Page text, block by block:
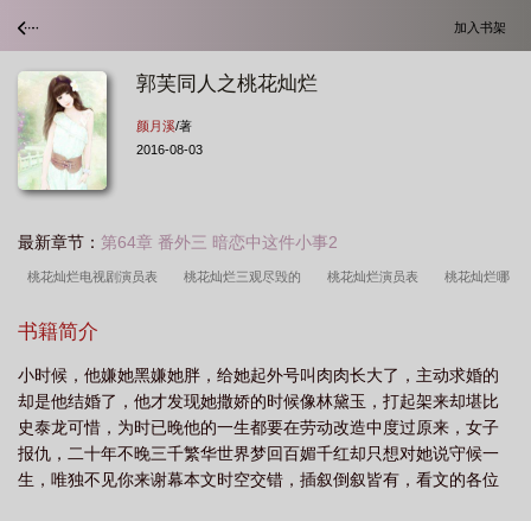
加入书架
郭芙同人之桃花灿烂
颜月溪/著
2016-08-03
最新章节： 第64章 番外三 暗恋中这件小事2
桃花灿烂电视剧演员表 桃花灿烂三观尽毁的 桃花灿烂演员表 桃花灿烂哪
豆瓣 桃花灿烂李梦
拍的 桃花灿烂两点在哪一集 桃花灿烂亮点 桃花灿烂水香演员是谁 桃花
灿烂主题曲 桃花灿烂每个人结局 桃花灿烂星子第一个男是谁 桃花灿烂电影
剧情 桃花灿烂结局太难过了 桃花灿烂最劲爆的那段时间 桃花灿烂电视剧剧
情介绍 桃花灿烂拼音 桃花灿烂 颜月溪 txt 桃花灿烂打针是哪一集 桃花
书籍简介
小时候，他嫌她黑嫌她胖，给她起外号叫肉肉长大了，主动求婚的
却是他结婚了，他才发现她撒娇的时候像林黛玉，打起架来却堪比
史泰龙可惜，为时已晚他的一生都要在劳动改造中度过原来，女子
报仇，二十年不晚三千繁华世界梦回百媚千红却只想对她说守候一
生，唯独不见你来谢幕本文时空交错，插叙倒叙皆有，看文的各位